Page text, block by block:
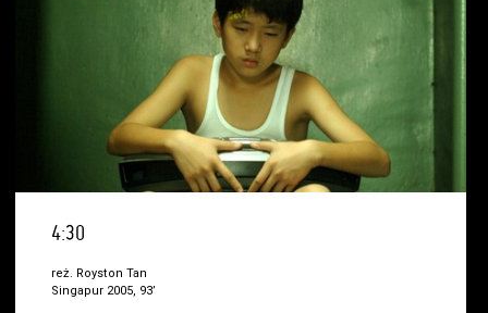
4:30
reż. Royston Tan
Singapur 2005, 93’